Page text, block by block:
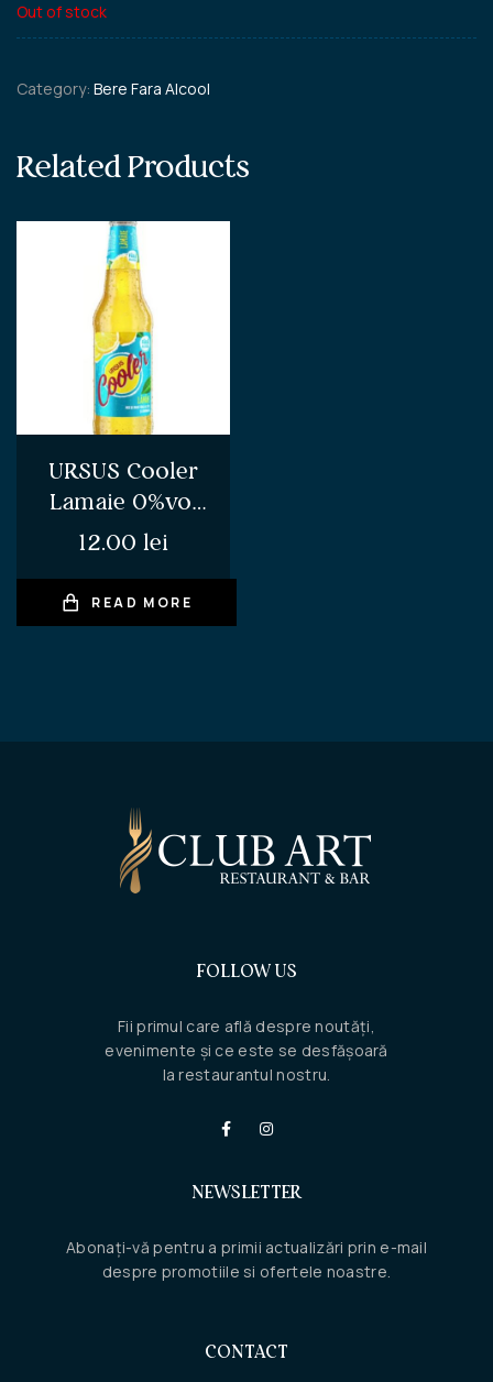
Out of stock
Category: Bere Fara Alcool
Related Products
URSUS Cooler
Lamaie 0%vol
330ml
12.00 lei
READ MORE
FOLLOW US
Fii primul care află despre noutăți,
evenimente și ce este se desfășoară
la restaurantul nostru.
NEWSLETTER
Abonați-vă pentru a primii actualizări prin e-mail
despre promotiile si ofertele noastre.
CONTACT